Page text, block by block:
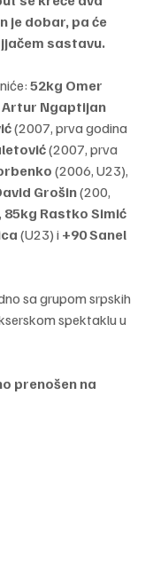
je dobar, pa će
sastavu.
52kg Omer
Artur Ngaptijan
(2007, prva godina
(2007, prva
(2006, U23),
Grošin (200,
85kg Rastko Simić
(U23) i +90 Sanel
sa grupom srpskih
spektaklu u
prenošen na